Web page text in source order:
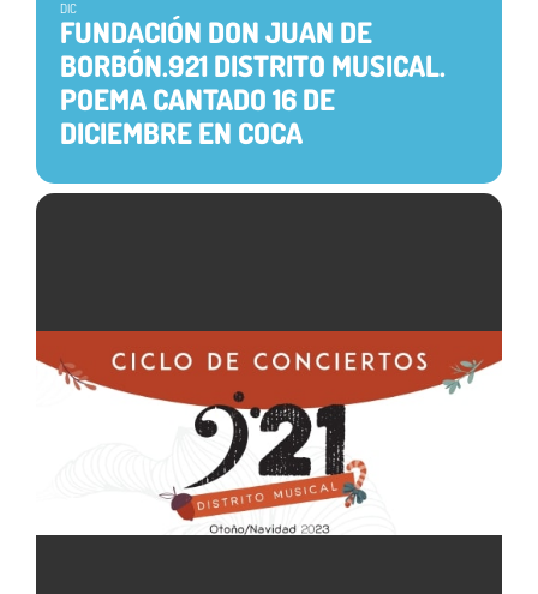
DIC
FUNDACIÓN DON JUAN DE
BORBÓN.921 DISTRITO MUSICAL.
POEMA CANTADO 16 DE
DICIEMBRE EN COCA